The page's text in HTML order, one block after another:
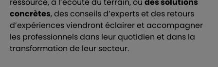
concrètes, des conseils d’experts et des retours
d’expériences viendront éclairer et accompagner
les professionnels dans leur quotidien et dans la
transformation de leur secteur.